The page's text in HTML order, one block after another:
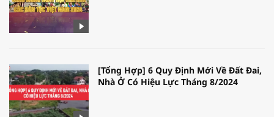
[Tổng Hợp] 6 Quy Định Mới Về Đất Đai,
Nhà Ở Có Hiệu Lực Tháng 8/2024